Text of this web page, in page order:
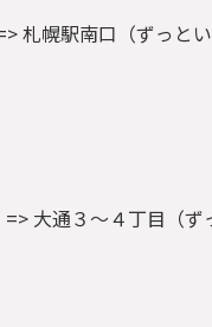
幌駅南口（ずっと
大通３～４丁目（ず